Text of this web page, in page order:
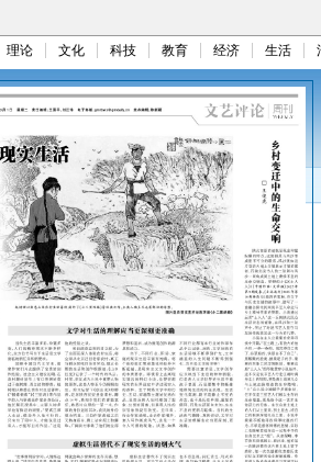
理论 文化 科技 教育 经济 生活